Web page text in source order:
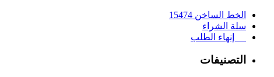
الخط الساخن 15474
سلة الشراء
إنهاء الطلب
التصنيفات